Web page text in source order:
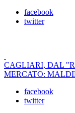
facebook
twitter
CAGLIARI, DAL
MERCATO:
facebook
twitter